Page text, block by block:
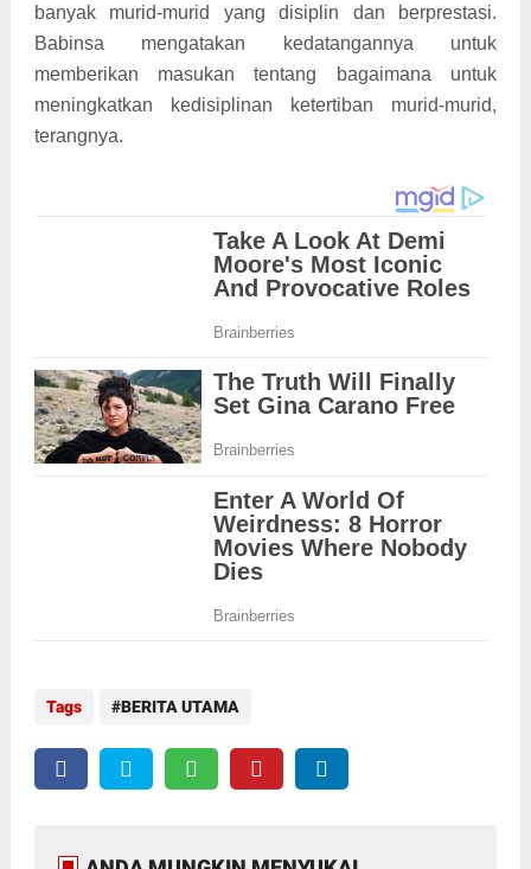
banyak murid-murid yang disiplin dan berprestasi.
Babinsa mengatakan kedatangannya untuk
memberikan masukan tentang bagaimana untuk
meningkatkan kedisiplinan ketertiban murid-murid,
terangnya.
Tags BERITA UTAMA